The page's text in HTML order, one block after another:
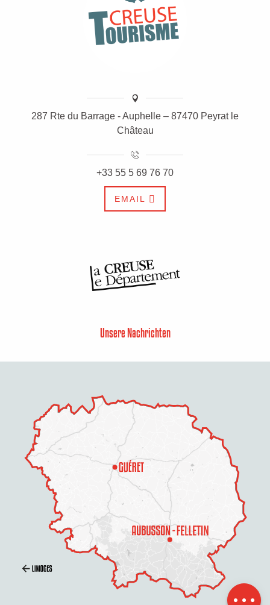
Beschreibung
Service
Preise
Per E-Mail
kontaktieren
287 Rte du Barrage - Auphelle – 87470 Peyrat le
Château
+33 55 5 69 76 70
EMAIL
Unsere Nachrichten